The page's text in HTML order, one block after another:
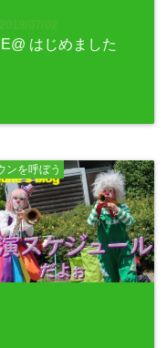
はじめました
ンを呼ぼう